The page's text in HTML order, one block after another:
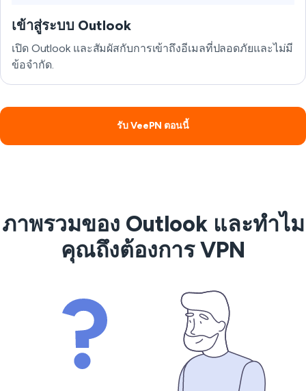
เข้าสู่ระบบ Outlook
เปิด Outlook และสัมผัสกับการเข้าถึงอีเมลที่ปลอดภัยและไม่มี
ข้อจำกัด.
รับ VeePN ตอนนี้
ภาพรวมของ Outlook และทำไม
คุณถึงต้องการ VPN